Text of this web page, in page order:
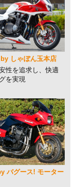
しゃぼん玉本店
性を追求し、快適
を実現
バグース! モーター